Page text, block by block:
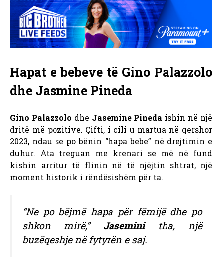
Hapat e bebeve të Gino Palazzolo
dhe Jasmine Pineda
Gino Palazzolo dhe Jasemine Pineda ishin në një
dritë më pozitive. Çifti, i cili u martua në qershor
2023, ndau se po bënin “hapa bebe” në drejtimin e
duhur. Ata treguan me krenari se më në fund
kishin arritur të flinin në të njëjtin shtrat, një
moment historik i rëndësishëm për ta.
“Ne po bëjmë hapa për fëmijë dhe po
shkon mirë,” Jaseminitha, një
buzëqeshje në fytyrën e saj.